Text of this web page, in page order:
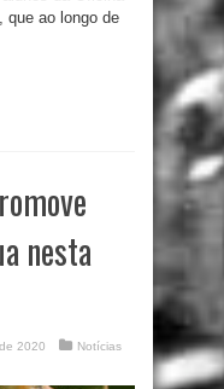
que ao longo de
nesta
2020
Notícias